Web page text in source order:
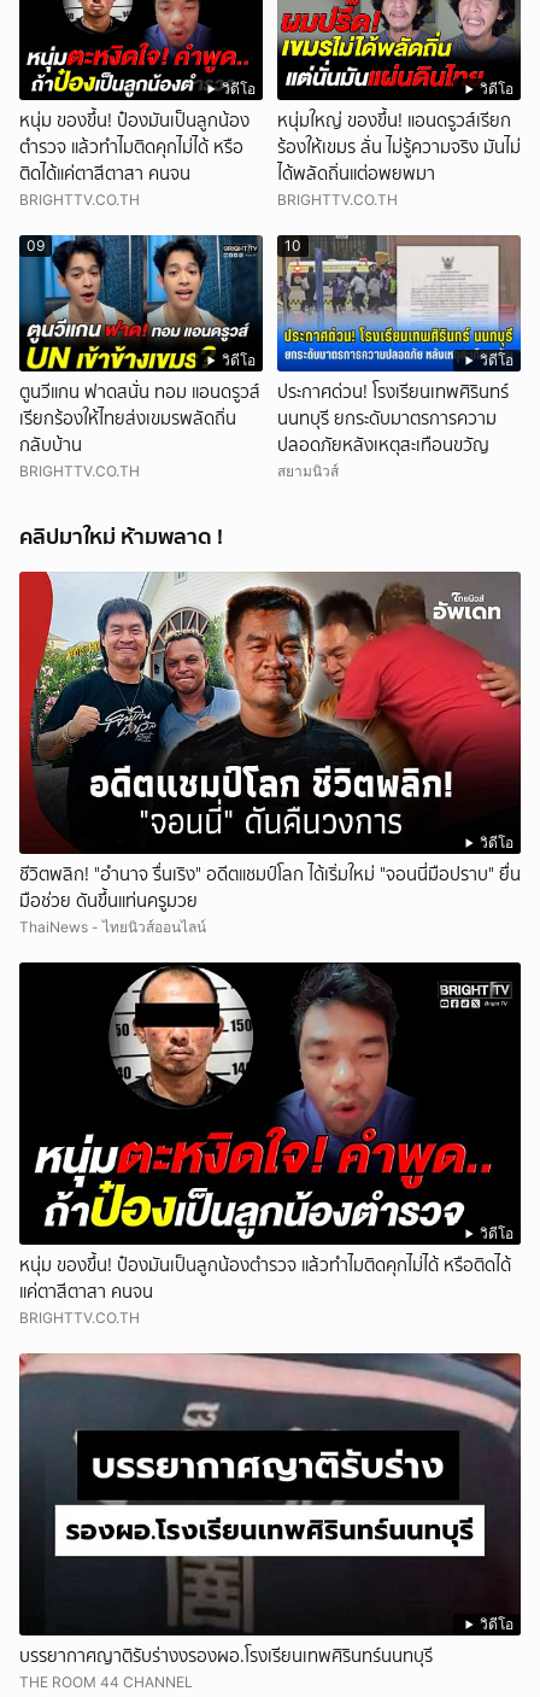
วิดีโอ
หนุ่ม ของขึ้น! ป๋องมันเป็นลูกน้อง
ตำรวจ แล้วทำไมติดคุกไม่ได้ หรือ
ติดได้แค่ตาสีตาสา คนจน
BRIGHTTV.CO.TH
วิดีโอ
หนุ่มใหญ่ ของขึ้น! แอนดรูวส์เรียก
ร้องให้เขมร ลั่น ไม่รู้ความจริง มันไม่
ได้พลัดถิ่นแต่อพยพมา
BRIGHTTV.CO.TH
วิดีโอ
09
ตูนวีแกน ฟาดสนั่น ทอม แอนดรูวส์
เรียกร้องให้ไทยส่งเขมรพลัดถิ่น
กลับบ้าน
BRIGHTTV.CO.TH
วิดีโอ
10
ประกาศด่วน! โรงเรียนเทพศิรินทร์
นนทบุรี ยกระดับมาตรการความ
ปลอดภัยหลังเหตุสะเทือนขวัญ
สยามนิวส์
คลิปมาใหม่ ห้ามพลาด !
วิดีโอ
ชีวิตพลิก! "อำนาจ รื่นเริง" อดีตแชมป์โลก ได้เริ่มใหม่ "จอนนี่มือปราบ" ยื่น
มือช่วย ดันขึ้นแท่นครูมวย
ThaiNews - ไทยนิวส์ออนไลน์
วิดีโอ
หนุ่ม ของขึ้น! ป๋องมันเป็นลูกน้องตำรวจ แล้วทำไมติดคุกไม่ได้ หรือติดได้
แค่ตาสีตาสา คนจน
BRIGHTTV.CO.TH
วิดีโอ
บรรยากาศญาติรับร่างงรองผอ.โรงเรียนเทพศิรินทร์นนทบุรี
THE ROOM 44 CHANNEL